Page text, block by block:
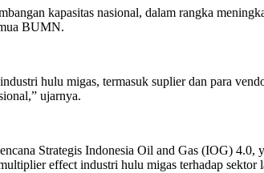
kapasitas nasional, dalam rangka
BUMN.
hulu migas, termasuk suplier dan para
ujarnya.
Strategis Indonesia Oil and Gas (IOG) 4.0,
effect industri hulu migas terhadap sektor